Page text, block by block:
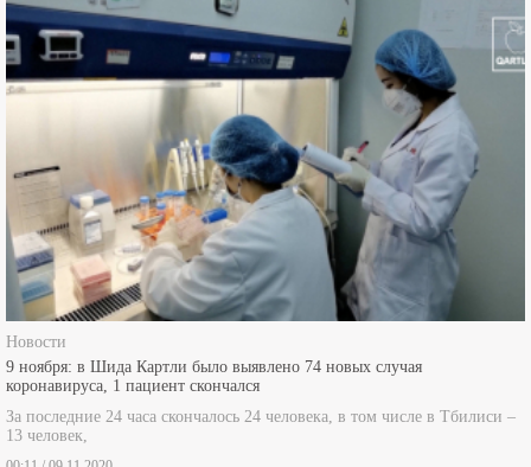
Новости
9 ноября: в Шида Картли было выявлено 74 новых случая
коронавируса, 1 пациент скончался
За последние 24 часа скончалось 24 человека, в том числе в Тбилиси –
13 человек,